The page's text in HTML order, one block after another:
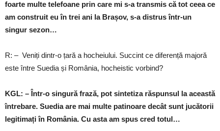
foarte multe telefoane prin care mi s-a transmis că tot ceea ce
am construit eu în trei ani la Brașov, s-a distrus într-un
singur sezon…
R: – Veniți dintr-o țară a hocheiului. Succint ce diferență majoră
este între Suedia și România, hocheistic vorbind?
KGL: – Într-o singură frază, pot sintetiza răspunsul la această
întrebare. Suedia are mai multe patinoare decât sunt jucătorii
legitimați în România. Cu asta am spus cred totul…